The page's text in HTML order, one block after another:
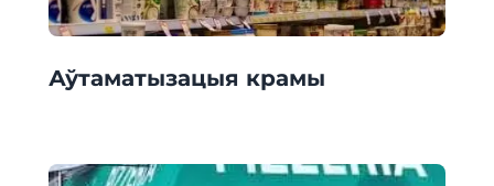
Аўтаматызацыя крамы